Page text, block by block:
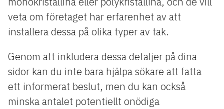
veta om företaget har erfarenhet av att
installera dessa på olika typer av tak.
Genom att inkludera dessa detaljer på dina
sidor kan du inte bara hjälpa sökare att fatta
ett informerat beslut, men du kan också
minska antalet potentiellt onödiga